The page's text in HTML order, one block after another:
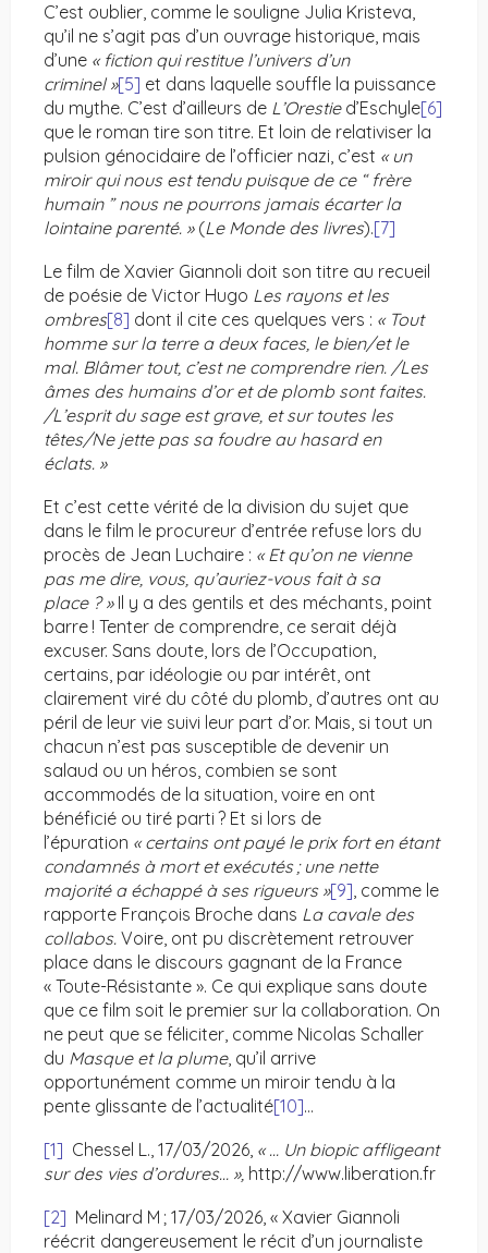
C’est oublier, comme le souligne Julia Kristeva,
qu’il ne s’agit pas d’un ouvrage historique, mais
d’une « fiction qui restitue l’univers d’un
criminel »[5] et dans laquelle souffle la puissance
du mythe. C’est d’ailleurs de L’Orestied’Eschyle[6]
que le roman tire son titre. Et loin de relativiser la
pulsion génocidaire de l’officier nazi, c’est « un
miroir qui nous est tendu puisque de ce “ frère
humain ” nous ne pourrons jamais écarter la
lointaine parenté. »(Le Monde des livres).[7]
Le film de Xavier Giannoli doit son titre au recueil
de poésie de Victor Hugo Les rayons et les
ombres[8] dont il cite ces quelques vers : « Tout
homme sur la terre a deux faces, le bien/et le
mal. Blâmer tout, c’est ne comprendre rien. /Les
âmes des humains d’or et de plomb sont faites.
/L’esprit du sage est grave, et sur toutes les
têtes/Ne jette pas sa foudre au hasard en
éclats. »
Et c’est cette vérité de la division du sujet que
dans le film le procureur d’entrée refuse lors du
procès de Jean Luchaire : « Et qu’on ne vienne
pas me dire, vous, qu’auriez-vous fait à sa
place ? » Il y a des gentils et des méchants, point
barre ! Tenter de comprendre, ce serait déjà
excuser. Sans doute, lors de l’Occupation,
certains, par idéologie ou par intérêt, ont
clairement viré du côté du plomb, d’autres ont au
péril de leur vie suivi leur part d’or. Mais, si tout un
chacun n’est pas susceptible de devenir un
salaud ou un héros, combien se sont
accommodés de la situation, voire en ont
bénéficié ou tiré parti ? Et si lors de
l’épuration « certains ont payé le prix fort en étant
condamnés à mort et exécutés ; une nette
majorité a échappé à ses rigueurs »[9], comme le
rapporte François Broche dans La cavale des
collabos. Voire, ont pu discrètement retrouver
place dans le discours gagnant de la France
« Toute-Résistante ». Ce qui explique sans doute
que ce film soit le premier sur la collaboration. On
ne peut que se féliciter, comme Nicolas Schaller
du Masque et la plume, qu’il arrive
opportunément comme un miroir tendu à la
pente glissante de l’actualité[10]…
[1] Chessel L., 17/03/2026, « … Un biopic affligeant
sur des vies d’ordures… », http://www.liberation.fr
[2] Melinard M ; 17/03/2026, « Xavier Giannoli
réécrit dangereusement le récit d’un journaliste